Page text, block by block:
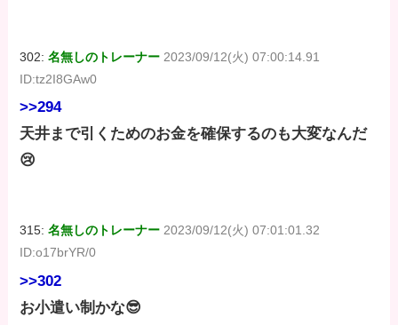
302:名無しのトレーナー 2023/09/12(火) 07:00:14.91
ID:tz2I8GAw0
>>294
天井まで引くためのお金を確保するのも大変なんだ
😢
315:名無しのトレーナー 2023/09/12(火) 07:01:01.32
ID:o17brYR/0
>>302
お小遣い制かな😎